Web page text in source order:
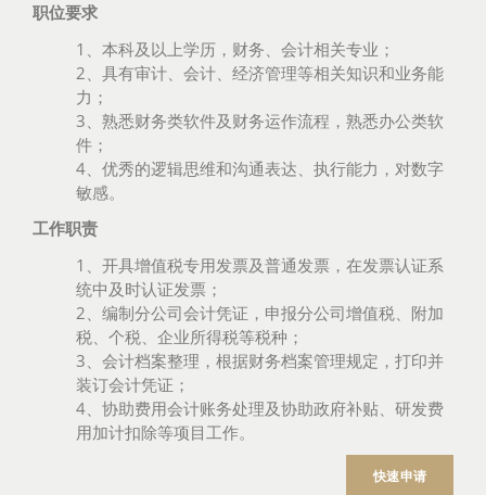
职位要求
1、本科及以上学历，财务、会计相关专业；
2、具有审计、会计、经济管理等相关知识和业务能
力；
3、熟悉财务类软件及财务运作流程，熟悉办公类软
件；
4、优秀的逻辑思维和沟通表达、执行能力，对数字
敏感。
工作职责
1、开具增值税专用发票及普通发票，在发票认证系
统中及时认证发票；
2、编制分公司会计凭证，申报分公司增值税、附加
税、个税、企业所得税等税种；
3、会计档案整理，根据财务档案管理规定，打印并
装订会计凭证；
4、协助费用会计账务处理及协助政府补贴、研发费
用加计扣除等项目工作。
快速申请